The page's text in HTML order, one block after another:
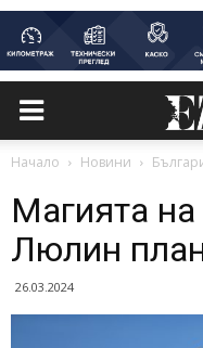
Начало Новини
Магията
Люлин
26.03.2024